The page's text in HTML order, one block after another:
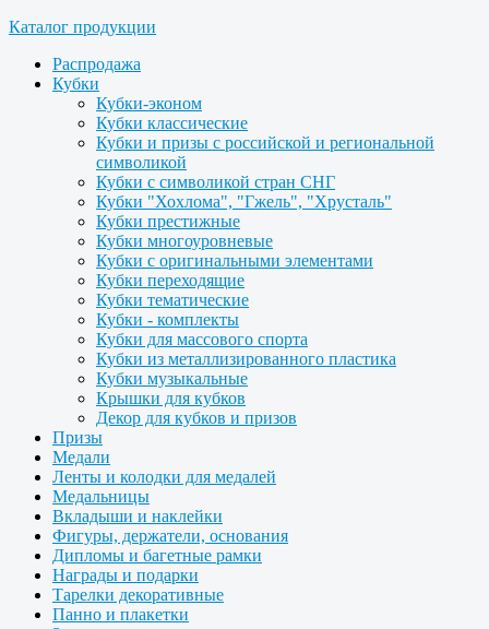
Каталог продукции
Распродажа
Кубки
Кубки-эконом
Кубки классические
Кубки и призы с российской и региональной
символикой
Кубки с символикой стран СНГ
Кубки "Хохлома", "Гжель", "Хрусталь"
Кубки престижные
Кубки многоуровневые
Кубки с оригинальными элементами
Кубки переходящие
Кубки тематические
Кубки - комплекты
Кубки для массового спорта
Кубки из металлизированного пластика
Кубки музыкальные
Крышки для кубков
Декор для кубков и призов
Призы
Медали
Ленты и колодки для медалей
Медальницы
Вкладыши и наклейки
Фигуры, держатели, основания
Дипломы и багетные рамки
Награды и подарки
Тарелки декоративные
Панно и плакетки